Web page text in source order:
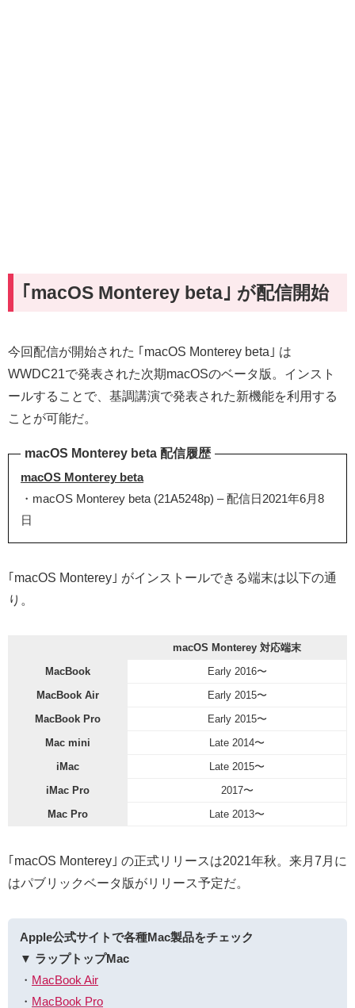
｢macOS Monterey beta｣ が配信開始
今回配信が開始された ｢macOS Monterey beta｣ は
WWDC21で発表された次期macOSのベータ版。インスト
ールすることで、基調講演で発表された新機能を利用する
ことが可能だ。
macOS Monterey beta 配信履歴
macOS Monterey beta
・macOS Monterey beta (21A5248p) – 配信日2021年6月8
日
｢macOS Monterey｣ がインストールできる端末は以下の通
り。
macOS Monterey 対応端末
MacBook
Early 2016〜
MacBook Air
Early 2015〜
MacBook Pro
Early 2015〜
Mac mini
Late 2014〜
iMac
Late 2015〜
iMac Pro
2017〜
Mac Pro
Late 2013〜
｢macOS Monterey｣ の正式リリースは2021年秋。来月7月に
はパブリックベータ版がリリース予定だ。
Apple公式サイトで各種Mac製品をチェック
▼ ラップトップMac
・ MacBook Air
・ MacBook Pro